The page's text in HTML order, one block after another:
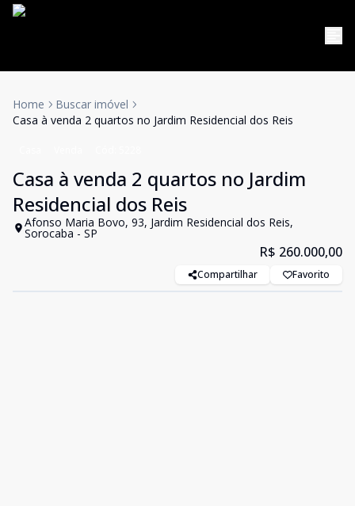
Home
Buscar imóvel
Casa à venda 2 quartos no Jardim Residencial dos Reis
Casa à venda 2 quartos no Jardim
Residencial dos Reis
Afonso Maria Bovo, 93, Jardim Residencial dos Reis,
Sorocaba - SP
R$ 260.000,00
Compartilhar Favorito